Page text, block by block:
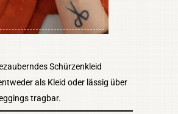
Schürzenkleid
als Kleid oder lässig über
tragbar.